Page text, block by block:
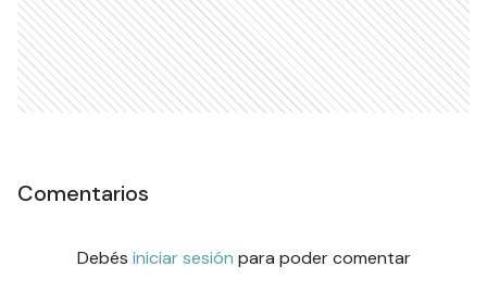
Comentarios
Debés iniciar sesión para poder comentar